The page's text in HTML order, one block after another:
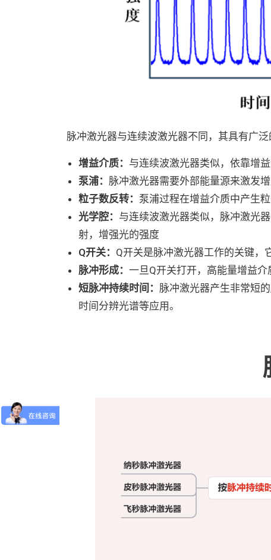
脉冲激光器与连续波激光器不同，其具有广
增益介质： 与连续波激光器类似，依靠增
泵浦： 脉冲激光器需要外部能量源来激发
粒子数反转： 泵浦过程在增益介质中产生
光学腔： 与连续波激光器类似，脉冲激光
射，增强光的强度
Q开关： Q开关是脉冲激光器工作的关键，
脉冲形成： 一旦Q开关打开，高能量增益
短脉冲持续时间： 脉冲激光器产生非常短
时间分辨光谱等应用。